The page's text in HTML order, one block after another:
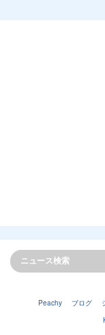
Peachy ブログ